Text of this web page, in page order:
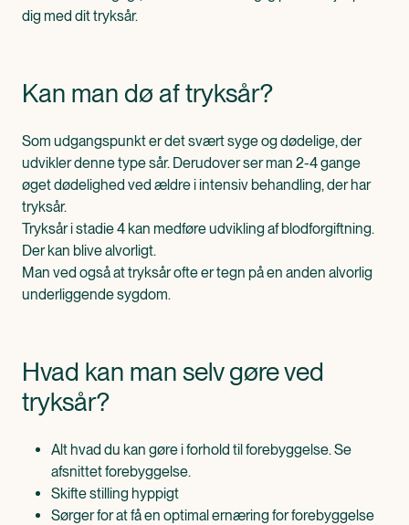
dig med dit tryksår.
Kan man dø af tryksår?
Som udgangspunkt er det svært syge og dødelige, der
udvikler denne type sår. Derudover ser man 2-4 gange
øget dødelighed ved ældre i intensiv behandling, der har
tryksår.
Tryksår i stadie 4 kan medføre udvikling af blodforgiftning.
Der kan blive alvorligt.
Man ved også at tryksår ofte er tegn på en anden alvorlig
underliggende sygdom.
Hvad kan man selv gøre ved
tryksår?
Alt hvad du kan gøre i forhold til forebyggelse. Se
afsnittet forebyggelse.
Skifte stilling hyppigt
Sørger for at få en optimal ernæring for forebyggelse